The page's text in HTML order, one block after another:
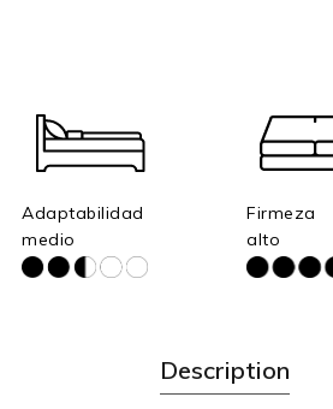
Adaptabilidad
medio
Firmeza
alto
Description